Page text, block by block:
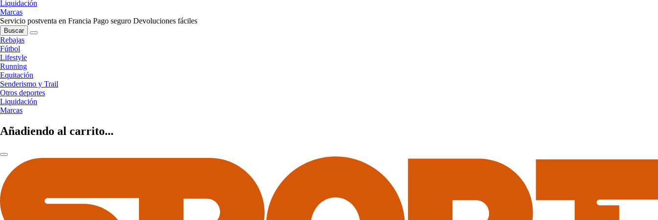
Liquidación
Marcas
Servicio postventa en Francia Pago seguro Devoluciones fáciles
Buscar
Rebajas
Fútbol
Lifestyle
Running
Equitación
Senderismo y Trail
Otros deportes
Liquidación
Marcas
Añadiendo al carrito...